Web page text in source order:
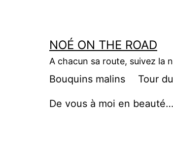
NOÉ ON THE ROAD
A chacun sa route, suivez la
Bouquins malins Tour
De vous à moi en beauté…